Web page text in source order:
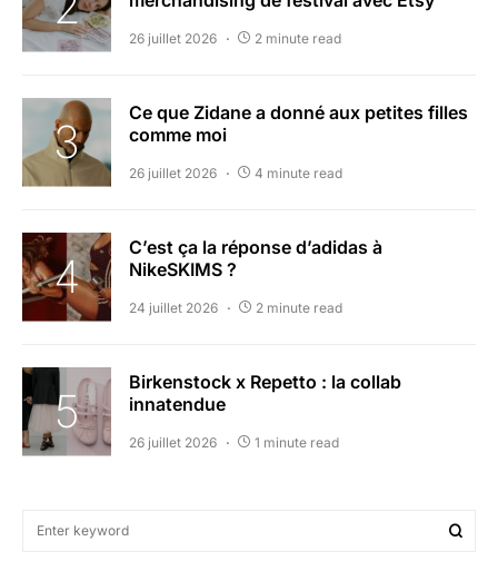
26 juillet 2026 2 minute read
Ce que Zidane a donné aux petites filles
comme moi
26 juillet 2026 4 minute read
C’est ça la réponse d’adidas à
NikeSKIMS ?
24 juillet 2026 2 minute read
Birkenstock x Repetto : la collab
innatendue
26 juillet 2026 1 minute read